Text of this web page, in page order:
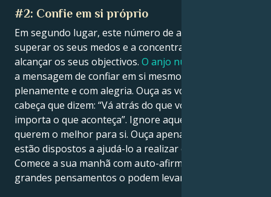
#2: Confie em si próprio
Em segundo lugar, este número de anjo motiva-o a
superar os seus medos e a concentrar-se em
alcançar os seus objectivos. O anjo número 1717
a mensagem de confiar em si mesmo para viver
plenamente e com alegria. Ouça as vozes na sua
cabeça que dizem: “Vá atrás do que você quer, não
importa o que aconteça”. Ignore aqueles que não
querem o melhor para si. Ouça apenas aqueles que
estão dispostos a ajudá-lo a realizar os seus sonhos.
Comece a sua manhã com auto-afirmações. Só os
grandes pensamentos o podem levar à grandeza.